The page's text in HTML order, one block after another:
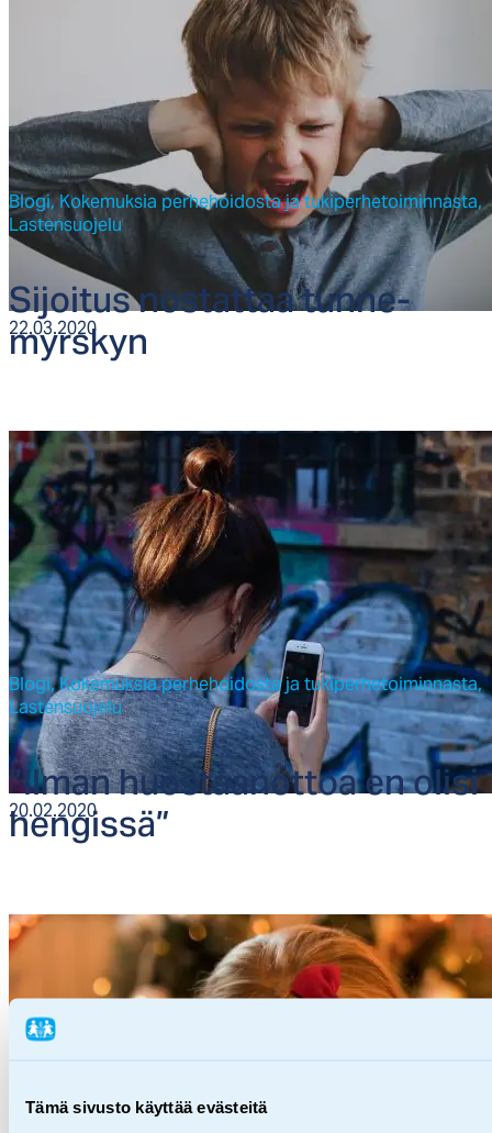
Tämä sivusto käyttää evästeitä
22.03.2020
Blogi, Kokemuksia perhehoidosta ja tukiperhetoiminnasta,
Lastensuojelu
Si­joi­tus nos­tat­taa tun­ne­
myrs­kyn
20.02.2020
Blogi,Kokemuksia perhehoidosta ja tukiperhetoiminnasta,
Lastensuojelu
”Il­man huos­taa­not­toa en oli­si
hen­gis­sä”